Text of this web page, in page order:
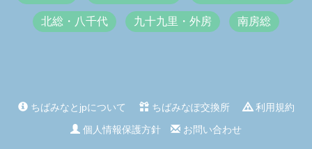
北総・八千代 九十九里・外房 南房総
ちばみなとjpについて ちばみなぽ交換所
利用規約
個人情報保護方針
お問い合わせ